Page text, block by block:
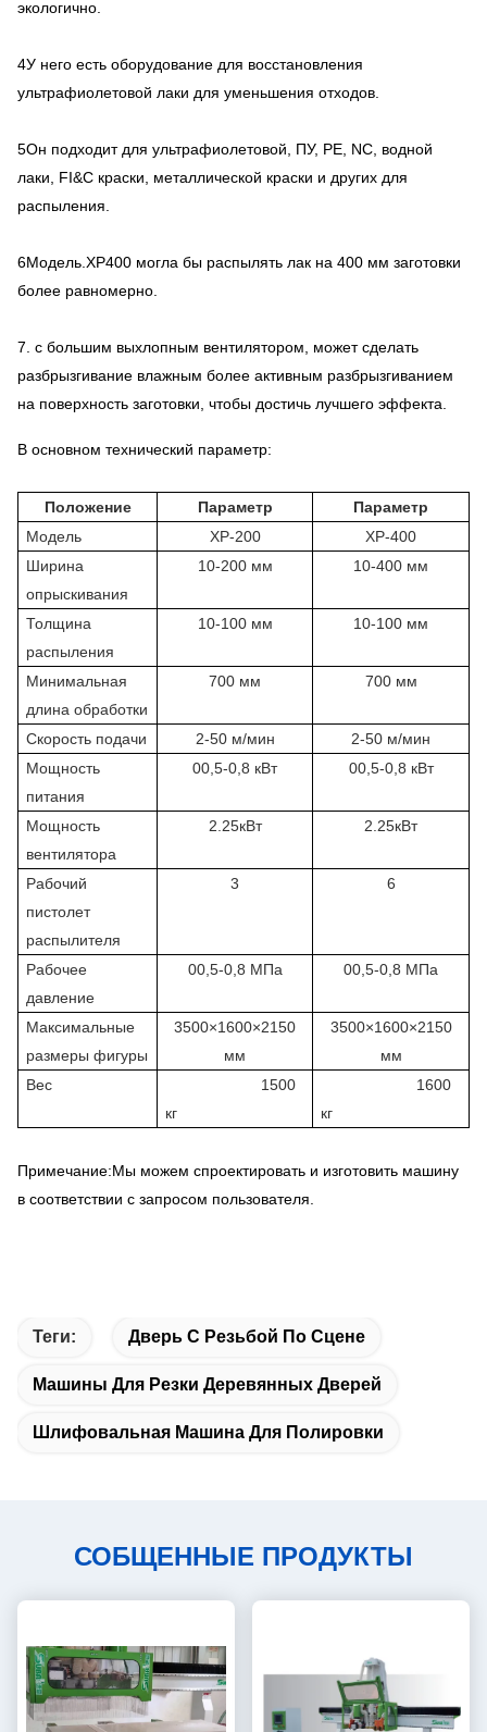
экологично.
4У него есть оборудование для восстановления
ультрафиолетовой лаки для уменьшения отходов.
5Он подходит для ультрафиолетовой, ПУ, PE, NC, водной
лаки, FI&C краски, металлической краски и других для
распыления.
6Модель.XP400 могла бы распылять лак на 400 мм заготовки
более равномерно.
7. с большим выхлопным вентилятором, может сделать
разбрызгивание влажным более активным разбрызгиванием
на поверхность заготовки, чтобы достичь лучшего эффекта.
В основном технический параметр:
Положение Параметр
Параметр
Модель
XP-200
XP-400
Ширина
опрыскивания
10-200 мм 10-400 мм
Толщина
распыления
10-100 мм 10-100 мм
Минимальная
длина обработки
700 мм 700 мм
Скорость подачи 2-50 м/мин
2-50 м/мин
Мощность
питания
00,5-0,8 кВт 00,5-0,8 кВт
Мощность
вентилятора
2.25кВт 2.25кВт
Рабочий
пистолет
распылителя
3 6
Рабочее
давление
00,5-0,8 МПа 00,5-0,8 МПа
Максимальные
размеры фигуры
3500×1600×2150
мм
3500×1600×2150
мм
Вес
1500
кг
1600
кг
Примечание:Мы можем спроектировать и изготовить машину
в соответствии с запросом пользователя.
Теги: Дверь С Резьбой По Сцене
Машины Для Резки Деревянных Дверей
Шлифовальная Машина Для Полировки
СОБЩЕННЫЕ ПРОДУКТЫ